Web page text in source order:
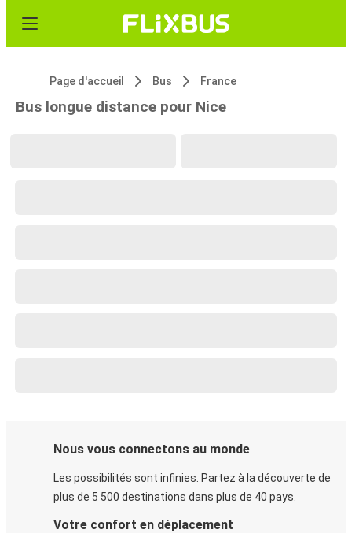
Page d'accueil Bus France
Bus longue distance pour Nice
Nous vous connectons au monde
Les possibilités sont infinies. Partez à la découverte de
plus de 5 500 destinations dans plus de 40 pays.
Votre confort en déplacement